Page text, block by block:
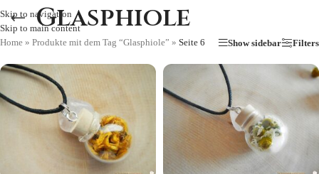
Skip to navigation
Skip to main content
Glasphiole
Home » Produkte mit dem Tag “Glasphiole” » Seite 6 Show sidebar Filters